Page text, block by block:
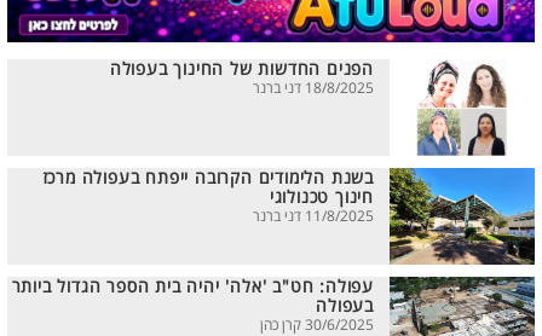
הפנים החדשות של החינוך בעפולה
18/8/2025 דני ברנר
בשנת הלימודים הקרובה ייפתח בעפולה מרכז
חינוך טכנולוגי
11/8/2025 דני ברנר
עפולה: חט"ב 'אלה' יהיה בית הספר הגדול ביותר
בעפולה
30/6/2025 קרן כהן